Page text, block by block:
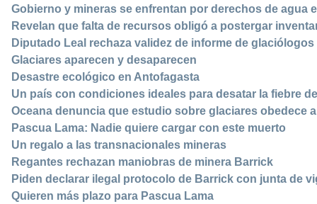
Gobierno y mineras se enfrentan por derechos de agua
Revelan que falta de recursos obligó a postergar
Diputado Leal rechaza validez de informe de
Glaciares aparecen y desaparecen
Desastre ecológico en Antofagasta
Un país con condiciones ideales para desatar la fiebre
Oceana denuncia que estudio sobre glaciares obedece
Pascua Lama: Nadie quiere cargar con este muerto
Un regalo a las transnacionales mineras
Regantes rechazan maniobras de minera Barrick
Piden declarar ilegal protocolo de Barrick con junta de
Quieren más plazo para Pascua Lama